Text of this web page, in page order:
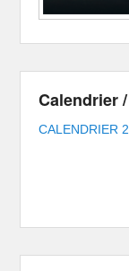
Calendrier
CALENDRIER